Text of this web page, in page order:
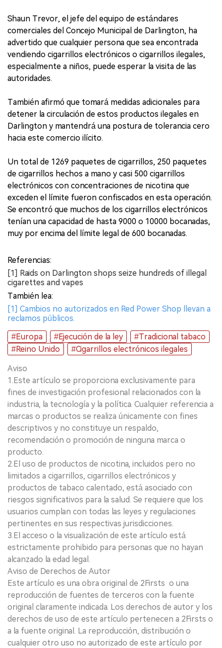
Shaun Trevor, el jefe del equipo de estándares
comerciales del Concejo Municipal de Darlington, ha
advertido que cualquier persona que sea encontrada
vendiendo cigarrillos electrónicos o cigarrillos ilegales,
especialmente a niños, puede esperar la visita de las
autoridades.
También afirmó que tomará medidas adicionales para
detener la circulación de estos productos ilegales en
Darlington y mantendrá una postura de tolerancia cero
hacia este comercio ilícito.
Un total de 1269 paquetes de cigarrillos, 250 paquetes
de cigarrillos hechos a mano y casi 500 cigarrillos
electrónicos con concentraciones de nicotina que
exceden el límite fueron confiscados en esta operación.
Se encontró que muchos de los cigarrillos electrónicos
tenían una capacidad de hasta 9000 o 10000 bocanadas,
muy por encima del límite legal de 600 bocanadas.
Referencias:
[1] Raids on Darlington shops seize hundreds of illegal
cigarettes and vapes
También lea:
[1] Cambios no autorizados en Red Power Shop llevan a
reclamos públicos.
#Europa
#Ejecución de la ley
#Tradicional tabaco
#Reino Unido
#Cigarrillos electrónicos ilegales
Aviso
1.Este artículo se proporciona exclusivamente para
fines de investigación profesional relacionados con la
industria, la tecnología y la política. Cualquier referencia a
marcas o productos se realiza únicamente con fines
descriptivos y no constituye un respaldo,
recomendación o promoción de ninguna marca o
producto.
2.El uso de productos de nicotina, incluidos pero no
limitados a cigarrillos, cigarrillos electrónicos y
productos de tabaco calentado, está asociado con
riesgos significativos para la salud. Se requiere que los
usuarios cumplan con todas las leyes y regulaciones
pertinentes en sus respectivas jurisdicciones.
3.El acceso o la visualización de este artículo está
estrictamente prohibido para personas que no hayan
alcanzado la edad legal.
Aviso de Derechos de Autor
Este artículo es una obra original de 2Firsts o una
reproducción de fuentes de terceros con la fuente
original claramente indicada. Los derechos de autor y los
derechos de uso de este artículo pertenecen a 2Firsts o
a la fuente original. La reproducción, distribución o
cualquier otro uso no autorizado de este artículo por